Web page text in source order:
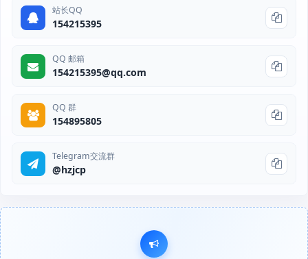
站长QQ
154215395
QQ 邮箱
154215395@qq.com
QQ 群
154895805
Telegram交流群
@hzjcp